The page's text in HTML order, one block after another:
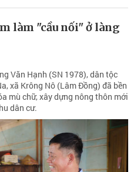
làm "cầu nối" ở làng
Văn Hạnh (SN 1978), dân tộc
xã Krông Nô (Lâm Đồng) đã bền
mù chữ, xây dựng nông thôn mới
dân cư.